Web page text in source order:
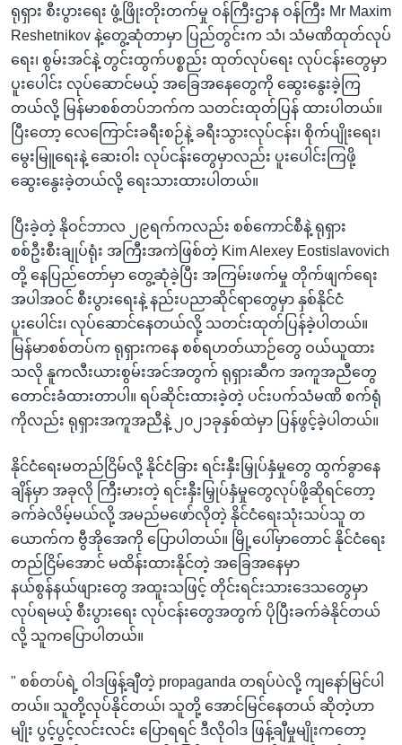
ရုရှား စီးပွားရေး ဖွံ့ဖြိုးတိုးတက်မှု ဝန်ကြီးဌာန ဝန်ကြီး Mr Maxim
Reshetnikov နဲ့တွေ့ဆုံတာမှာ ပြည်တွင်းက သံ၊ သံမဏိထုတ်လုပ်
ရေး၊ စွမ်းအင်နဲ့ တွင်းထွက်ပစ္စည်း ထုတ်လုပ်ရေး လုပ်ငန်းတွေမှာ
ပူးပေါင်း လုပ်ဆောင်မယ့် အခြေအနေတွေကို ဆွေးနွေးခဲ့ကြ
တယ်လို့ မြန်မာစစ်တပ်ဘက်က သတင်းထုတ်ပြန် ထားပါတယ်။
ပြီးတော့ လေကြောင်းခရီးစဉ်နဲ့ ခရီးသွားလုပ်ငန်း၊ စိုက်ပျိုးရေး၊
မွေးမြူရေးနဲ့ ဆေးဝါး လုပ်ငန်းတွေမှာလည်း ပူးပေါင်းကြဖို့
ဆွေးနွေးခဲ့တယ်လို့ ရေးသားထားပါတယ်။
ပြီးခဲ့တဲ့ နိုဝင်ဘာလ ၂၉ရက်ကလည်း စစ်ကောင်စီနဲ့ ရုရှား
စစ်ဦးစီးချုပ်ရုံး အကြီးအကဲဖြစ်တဲ့ Kim Alexey Eostislavovich
တို့ နေပြည်တော်မှာ တွေ့ဆုံခဲ့ပြီး အကြမ်းဖက်မှု တိုက်ဖျက်ရေး
အပါအဝင် စီးပွားရေးနဲ့ နည်းပညာဆိုင်ရာတွေမှာ နှစ်နိုင်ငံ
ပူးပေါင်း၊ လုပ်ဆောင်နေတယ်လို့ သတင်းထုတ်ပြန်ခဲ့ပါတယ်။
မြန်မာစစ်တပ်က ရုရှားကနေ စစ်ရဟတ်ယာဉ်တွေ ဝယ်ယူထား
သလို နူကလီးယားစွမ်းအင်အတွက် ရုရှားဆီက အကူအညီတွေ
တောင်းခံထားတာပါ။ ရပ်ဆိုင်းထားခဲ့တဲ့ ပင်းပက်သံမဏိ စက်ရုံ
ကိုလည်း ရုရှားအကူအညီနဲ့ ၂၀၂၁ခုနှစ်ထဲမှာ ပြန်ဖွင့်ခဲ့ပါတယ်။
နိုင်ငံရေးမတည်ငြိမ်လို့ နိုင်ငံခြား ရင်းနှီးမြှုပ်နှံမှုတွေ ထွက်ခွာနေ
ချိန်မှာ အခုလို ကြီးမားတဲ့ ရင်းနှီးမြှုပ်နှံမှုတွေလုပ်ဖို့ဆိုရင်တော့
ခက်ခဲလိမ့်မယ်လို့ အမည်မဖော်လိုတဲ့ နိုင်ငံရေးသုံးသပ်သူ တ
ယောက်က ဗွီအိုအေကို ပြောပါတယ်။ မြို့ပေါ်မှာတောင် နိုင်ငံရေး
တည်ငြိမ်အောင် မထိန်းထားနိုင်တဲ့ အခြေအနေမှာ
နယ်စွန်နယ်ဖျားတွေ အထူးသဖြင့် တိုင်းရင်းသားဒေသတွေမှာ
လုပ်ရမယ့် စီးပွားရေး လုပ်ငန်းတွေအတွက် ပိုပြီးခက်ခဲနိုင်တယ်
လို့ သူကပြောပါတယ်။
" စစ်တပ်ရဲ့ ဝါဒဖြန့်ချီတဲ့ propaganda တရပ်ပဲလို့ ကျနော်မြင်ပါ
တယ်။ သူတို့လုပ်နိုင်တယ်၊ သူတို့ အောင်မြင်နေတယ် ဆိုတဲ့ဟာ
မျိုး ပွင့်ပွင့်လင်းလင်း ပြောရရင် ဒီလိုဝါဒ ဖြန့်ချီမှုမျိုးကတော့